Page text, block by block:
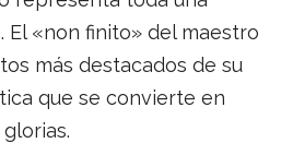
«non finito» del maestro
más destacados de su
que se convierte en